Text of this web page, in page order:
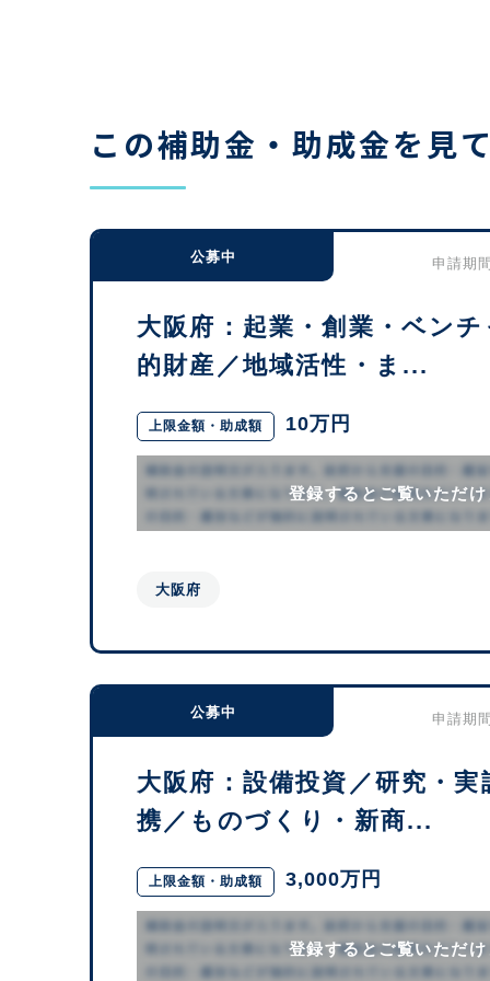
この補助金・助成金を見
公募中 申請期
大阪府：起業・創業・ベン
的財産／地域活性・ま...
上限金額・助成額 10万円
登録するとご覧いただ
大阪府
公募中 申請期
大阪府：設備投資／研究・
携／ものづくり・新商...
上限金額・助成額 3,000万円
登録するとご覧いただ